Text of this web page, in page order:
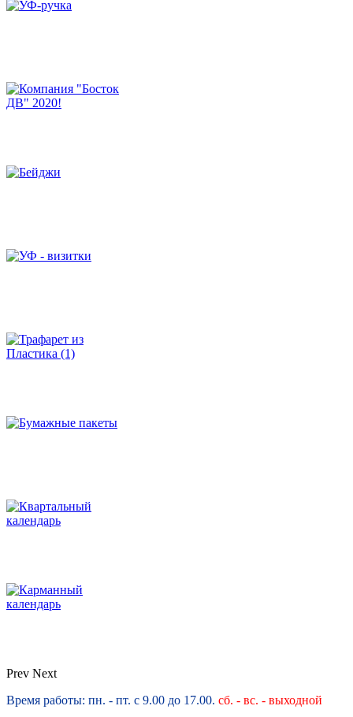
Prev Next
Время работы: пн. - пт. с 9.00 до 17.00. сб. - вс. - выходной